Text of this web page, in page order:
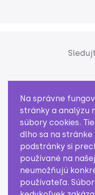
Slovenská
836
Na správne
stránky a analýzu
súbory cookies.
dlho sa na
podstránky si
používané na
neumožňujú
používateľa.